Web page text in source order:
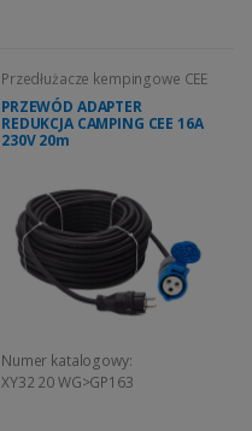
Przedłużacze kempingowe CEE
PRZEWÓD ADAPTER
REDUKCJA CAMPING CEE 16A
230V 20m
Numer katalogowy:
XY32 20 WG>GP163